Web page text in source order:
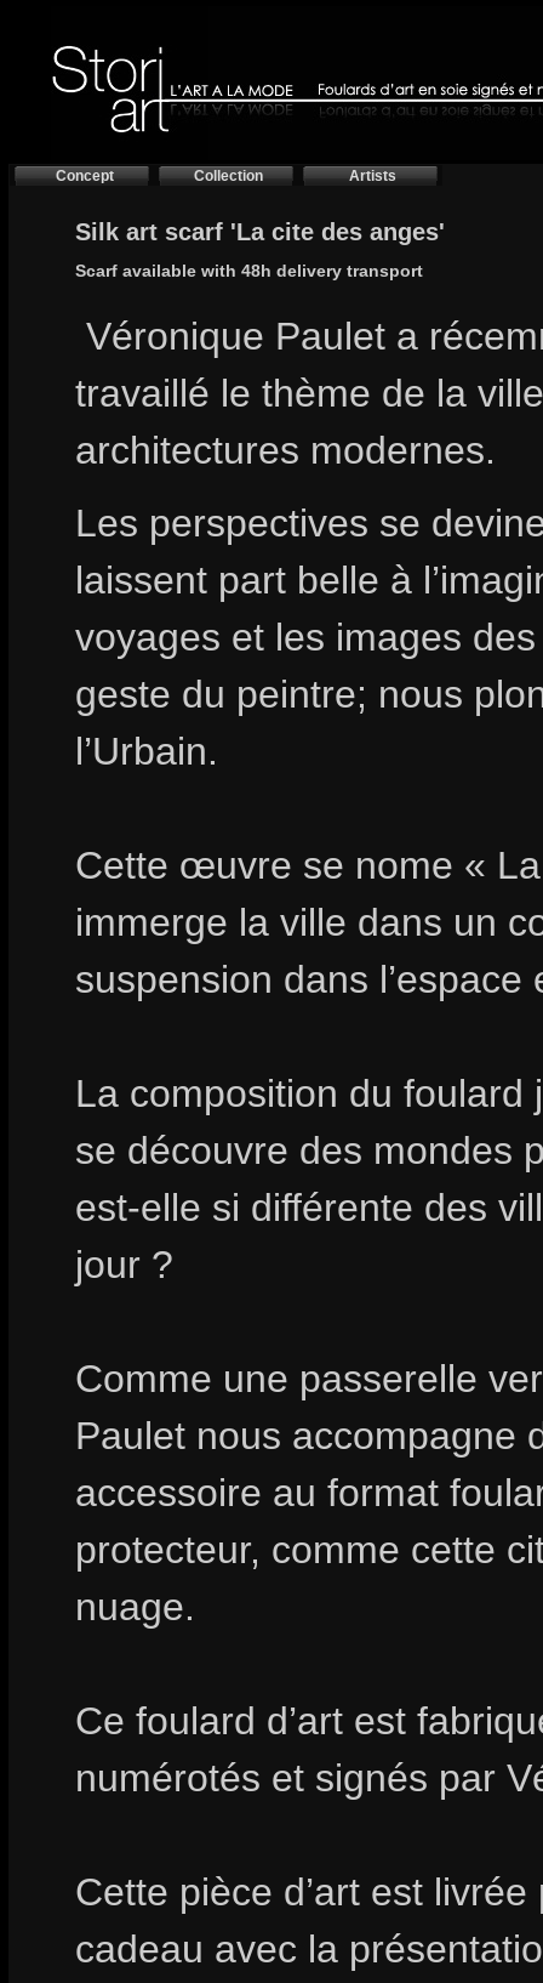
Concept Collection Artists
Silk art scarf 'La cite des anges'
Scarf available with 48h delivery transport
Véronique Paulet a
travaillé le thème de la
architectures modernes.
Les perspectives se
laissent part belle à
voyages et les images
geste du peintre; nous
l’Urbain.
Cette œuvre se nome «
immerge la ville dans un
suspension dans
La composition du foulard
se découvre des mondes
est-elle si différente des
jour ?
Comme une passerelle
Paulet nous accompagne
accessoire au format
protecteur, comme cette
nuage.
Ce foulard d’art est
numérotés et signés par
Cette pièce d’art est
cadeau avec la